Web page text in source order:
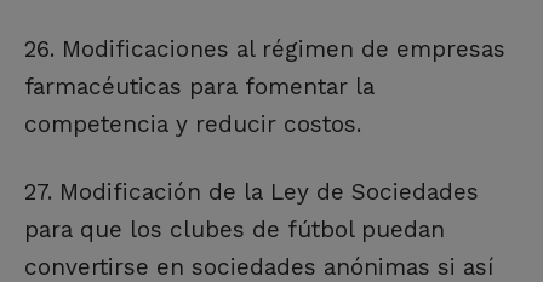
26. Modificaciones al régimen de empresas
farmacéuticas para fomentar la
competencia y reducir costos.
27. Modificación de la Ley de Sociedades
para que los clubes de fútbol puedan
convertirse en sociedades anónimas si así